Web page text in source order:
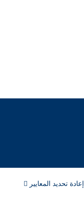
إعادة تحديد المعايير